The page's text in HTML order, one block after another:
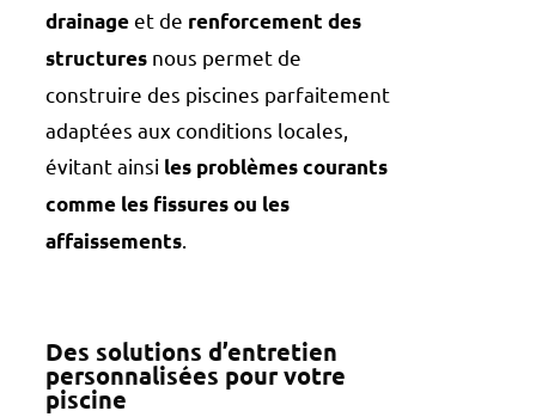
drainageet de renforcement des
structures nous permet de
construire des piscines parfaitement
adaptées aux conditions locales,
évitant ainsi les problèmes courants
comme les fissures ou les
affaissements
Des solutions d’entretien
personnalisées pour votre
piscine